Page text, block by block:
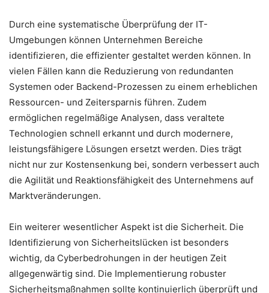
Durch eine systematische Überprüfung der IT-
Umgebungen können Unternehmen Bereiche
identifizieren, die effizienter gestaltet werden können. In
vielen Fällen kann die Reduzierung von redundanten
Systemen oder Backend-Prozessen zu einem erheblichen
Ressourcen- und Zeitersparnis führen. Zudem
ermöglichen regelmäßige Analysen, dass veraltete
Technologien schnell erkannt und durch modernere,
leistungsfähigere Lösungen ersetzt werden. Dies trägt
nicht nur zur Kostensenkung bei, sondern verbessert auch
die Agilität und Reaktionsfähigkeit des Unternehmens auf
Marktveränderungen.
Ein weiterer wesentlicher Aspekt ist die Sicherheit. Die
Identifizierung von Sicherheitslücken ist besonders
wichtig, da Cyberbedrohungen in der heutigen Zeit
allgegenwärtig sind. Die Implementierung robuster
Sicherheitsmaßnahmen sollte kontinuierlich überprüft und